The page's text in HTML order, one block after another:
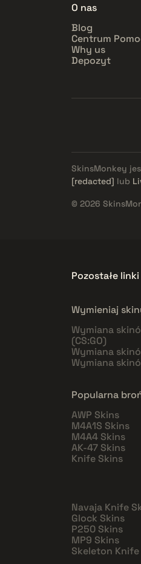
O nas
Blog
Centrum
Why us
Depozyt
SkinsMonkey
[redacted] lub
© 2026
Pozostałe linki
Wymieniaj
Wymiana
(CS:GO)
Wymiana
Wymiana
Popularna
AWP Skins
M4A1S Skins
M4A4 Skins
AK-47 Skins
Knife Skins
Navaja Knife
Glock Skins
P250 Skins
MP9 Skins
Skeleton